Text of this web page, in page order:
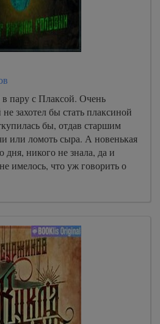
пару с Плаксой. Очень
захотел бы стать плаксиной
бы, отдав старшим
или ломоть сыра. А новенькая
дня, никого не знала, да и
имелось, что уж говорить о